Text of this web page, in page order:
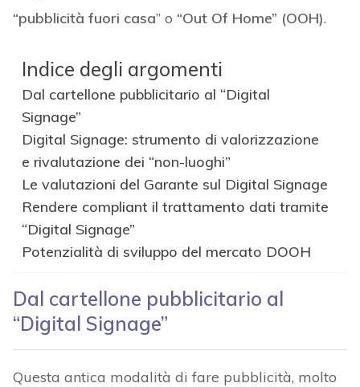
“pubblicità fuori casa” o “Out Of Home” (OOH).
Indice degli argomenti
Dal cartellone pubblicitario al “Digital
Signage”
Digital Signage: strumento di valorizzazione
e rivalutazione dei “non-luoghi”
Le valutazioni del Garante sul Digital Signage
Rendere compliant il trattamento dati tramite
“Digital Signage”
Potenzialità di sviluppo del mercato DOOH
Dal cartellone pubblicitario al
“Digital Signage”
Questa antica modalità di fare pubblicità, molto